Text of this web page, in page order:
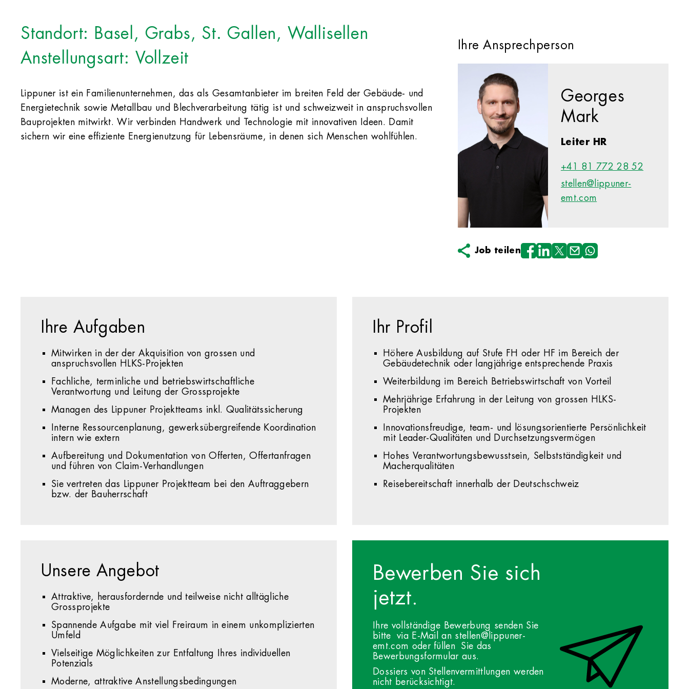
Standort: Basel, Grabs, St. Gallen, Wallisellen
Anstellungsart: Vollzeit
Lippuner ist ein Familienunternehmen, das als Gesamtanbieter im breiten Feld der Gebäude- und
Energietechnik sowie Metallbau und Blechverarbeitung tätig ist und schweizweit in anspruchsvollen
Bauprojekten mitwirkt. Wir verbinden Handwerk und Technologie mit innovativen Ideen. Damit
sichern wir eine effiziente Energienutzung für Lebensräume, in denen sich Menschen wohlfühlen.
Ihre Ansprechperson
Georges
Mark
Leiter HR
+41 81 772 28 52
stellen@lippuner-
emt.com
Job teilen
Ihre Aufgaben
Mitwirken in der der Akquisition von grossen und
anspruchsvollen HLKS-Projekten
Fachliche, terminliche und betriebswirtschaftliche
Verantwortung und Leitung der Grossprojekte
Managen des Lippuner Projektteams inkl. Qualitätssicherung
Interne Ressourcenplanung, gewerksübergreifende Koordination
intern wie extern
Aufbereitung und Dokumentation von Offerten, Offertanfragen
und führen von Claim-Verhandlungen
Sie vertreten das Lippuner Projektteam bei den Auftraggebern
bzw. der Bauherrschaft
Ihr Profil
Höhere Ausbildung auf Stufe FH oder HF im Bereich der
Gebäudetechnik oder langjährige entsprechende Praxis
Weiterbildung im Bereich Betriebswirtschaft von Vorteil
Mehrjährige Erfahrung in der Leitung von grossen HLKS-
Projekten
Innovationsfreudige, team- und lösungsorientierte Persönlichkeit
mit Leader-Qualitäten und Durchsetzungsvermögen
Hohes Verantwortungsbewusstsein, Selbstständigkeit und
Macherqualitäten
Reisebereitschaft innerhalb der Deutschschweiz
Unsere Angebot
Attraktive, herausfordernde und teilweise nicht alltägliche
Grossprojekte
Spannende Aufgabe mit viel Freiraum in einem unkomplizierten
Umfeld
Vielseitige Möglichkeiten zur Entfaltung Ihres individuellen
Potenzials
Moderne, attraktive Anstellungsbedingungen
Bewerben Sie sich
jetzt.
Ihre vollständige Bewerbung senden Sie
bitte via E-Mail an stellen@lippuner-
emt.com oder füllen Sie das
Bewerbungsformular aus.
Dossiers von Stellenvermittlungen werden
nicht berücksichtigt.